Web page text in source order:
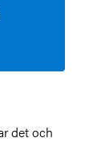
det och